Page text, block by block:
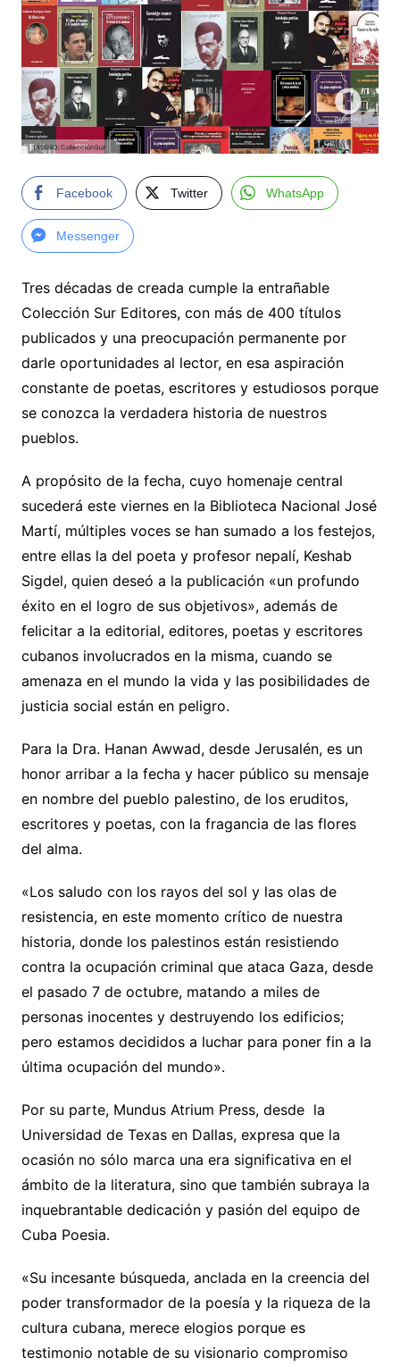
Facebook Twitter WhatsApp
Messenger
Tres décadas de creada cumple la entrañable
Colección Sur Editores, con más de 400 títulos
publicados y una preocupación permanente por
darle oportunidades al lector, en esa aspiración
constante de poetas, escritores y estudiosos porque
se conozca la verdadera historia de nuestros
pueblos.
A propósito de la fecha, cuyo homenaje central
sucederá este viernes en la Biblioteca Nacional José
Martí, múltiples voces se han sumado a los festejos,
entre ellas la del poeta y profesor nepalí, Keshab
Sigdel, quien deseó a la publicación «un profundo
éxito en el logro de sus objetivos», además de
felicitar a la editorial, editores, poetas y escritores
cubanos involucrados en la misma, cuando se
amenaza en el mundo la vida y las posibilidades de
justicia social están en peligro.
Para la Dra. Hanan Awwad, desde Jerusalén, es un
honor arribar a la fecha y hacer público su mensaje
en nombre del pueblo palestino, de los eruditos,
escritores y poetas, con la fragancia de las flores
del alma.
«Los saludo con los rayos del sol y las olas de
resistencia, en este momento crítico de nuestra
historia, donde los palestinos están resistiendo
contra la ocupación criminal que ataca Gaza, desde
el pasado 7 de octubre, matando a miles de
personas inocentes y destruyendo los edificios;
pero estamos decididos a luchar para poner fin a la
última ocupación del mundo».
Por su parte, Mundus Atrium Press, desde la
Universidad de Texas en Dallas, expresa que la
ocasión no sólo marca una era significativa en el
ámbito de la literatura, sino que también subraya la
inquebrantable dedicación y pasión del equipo de
Cuba Poesia.
«Su incesante búsqueda, anclada en la creencia del
poder transformador de la poesía y la riqueza de la
cultura cubana, merece elogios porque es
testimonio notable de su visionario compromiso